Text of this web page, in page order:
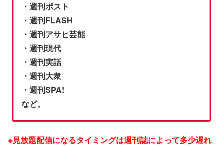
・週刊ポスト
・週刊FLASH
・週刊アサヒ芸能
・週刊現代
・週刊実話
・週刊大衆
・週刊SPA!
など。
※見放題配信になるタイミングは週刊誌によって多少遅れ